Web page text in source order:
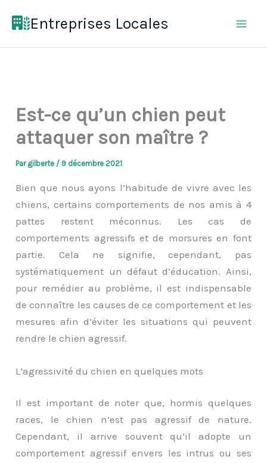
Entreprises Locales
Est-ce qu’un chien peut
attaquer son maître ?
Par gilberte / 9 décembre 2021
Bien que nous ayons l’habitude de vivre avec les
chiens, certains comportements de nos amis à 4
pattes restent méconnus. Les cas de
comportements agressifs et de morsures en font
partie. Cela ne signifie, cependant, pas
systématiquement un défaut d’éducation. Ainsi,
pour remédier au problème, il est indispensable
de connaître les causes de ce comportement et les
mesures afin d’éviter les situations qui peuvent
rendre le chien agressif.
L’agressivité du chien en quelques mots
Il est important de noter que, hormis quelques
races, le chien n’est pas agressif de nature.
Cependant, il arrive souvent qu’il adopte un
comportement agressif envers les intrus ou ses